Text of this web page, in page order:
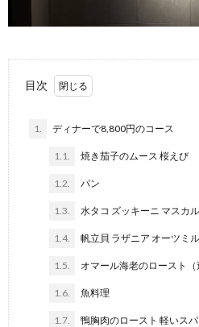
目次
1. ディナーで8,800円のコース
1.1. 焼き茄子のムース 桜えび
1.2. パン
1.3. 水タコ ズッキーニ マスカ
1.4. 帆立貝 ラザニア オーツミ
1.5. オマール海老のロースト（
1.6. 魚料理
1.7. 鴨胸肉のロースト 軽いス